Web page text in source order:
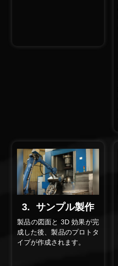
3. サンプル製作
製品の図面と 3D 効果が完
成した後、製品のプロトタ
イプが作成されます。